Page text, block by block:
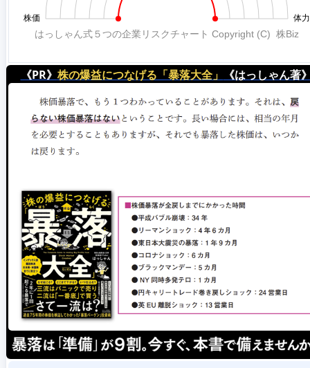
《PR》 株の爆益につなげる「暴落大全」 《はっしゃん著